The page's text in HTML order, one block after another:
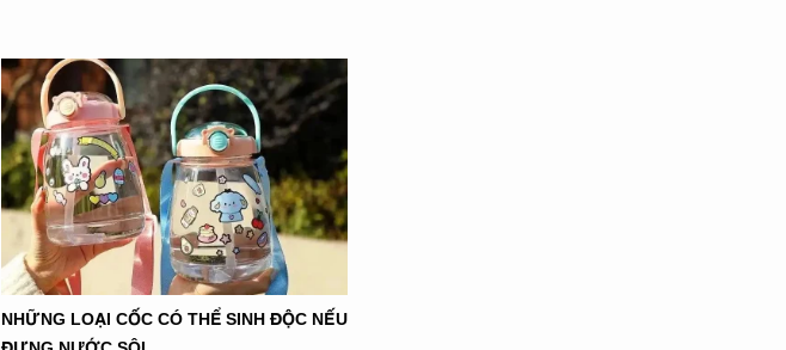
NHỮNG LOẠI CỐC CÓ THỂ SINH ĐỘC NẾU